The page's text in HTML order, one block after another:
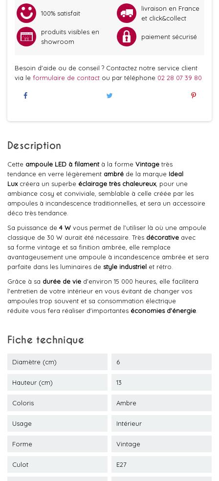
100% satisfait
livraison en France
et click&collect
produits visibles en
showroom
paiement sécurisé
Besoin d'aide ou de conseil ? Contactez notre service client
via le formulaire de contact ou par téléphone 02 28 07 39 80
Description
Cette ampoule LED à filamentà la forme Vintage très
tendance en verre légèrement ambré de la marque Ideal
Luxcréera un superbe éclairage très chaleureux, pour une
ambiance cosy et conviviale, semblable à celle créée par les
ampoules à incandescence traditionnelles, et sera un accessoire
déco très tendance.
Sa puissance de 4 W vous permet de l'utiliser là où une ampoule
classique de 30 W aurait été nécessaire. Très décorative avec
sa forme vintage et sa finition ambrée, elle remplace
avantageusement une ampoule à incandescence ambrée et sera
parfaite dans les luminaires de style industriel et rétro.
Grâce à sa durée de vie d'environ 15 000 heures, elle facilitera
l'entretien de votre intérieur en vous évitant de changer vos
ampoules trop souvent et sa consommation électrique
réduite vous fera réaliser d'importantes économies d'énergie
Fiche technique
Diamètre (cm) 6
Hauteur (cm) 13
Coloris Ambre
Usage Intérieur
Forme Vintage
Culot E27